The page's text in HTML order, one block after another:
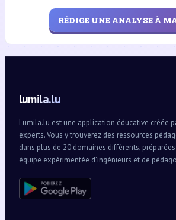
RÉDIGE UNE ANALYSE À
lumila.lu
Lumila.lu est une application éducative créée
experts. Vous y trouverez des ressources
dans plus de 20 domaines différents,
équipe expérimentée d’ingénieurs et de